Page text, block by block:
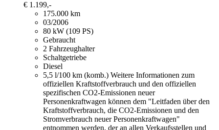
€ 1.199,-
175.000 km
03/2006
80 kW (109 PS)
Gebraucht
2 Fahrzeughalter
Schaltgetriebe
Diesel
5,5 l/100 km (komb.) Weitere Informationen zum
offiziellen Kraftstoffverbrauch und den offiziellen
spezifischen CO2-Emissionen neuer
Personenkraftwagen können dem "Leitfaden über den
Kraftstoffverbrauch, die CO2-Emissionen und den
Stromverbrauch neuer Personenkraftwagen"
entnommen werden, der an allen Verkaufsstellen und